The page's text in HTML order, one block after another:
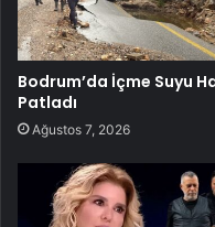
Bodrum’da İçme Suyu
Patladı
Ağustos 7, 2026